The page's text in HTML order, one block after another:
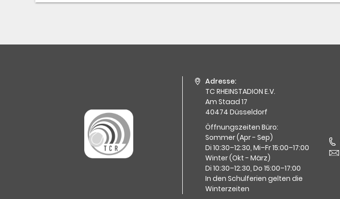
Adresse:
TC RHEINSTADION E.V.
Am Staad 17
40474 Düsseldorf
Öffnungszeiten Büro:
Sommer (Apr - Sep)
Di 10:30–12:30, Mi–Fr 15:00–17:00
Winter (Okt - März)
Di 10:30–12:30, Do 15:00–17:00
In den Schulferien gelten die
Winterzeiten